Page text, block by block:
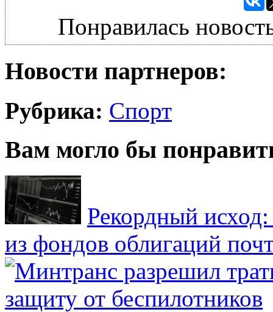
Понравилась
Новости партнеров:
Рубрика: Спорт
Вам могло бы
Рекордный
из фондов облигаций